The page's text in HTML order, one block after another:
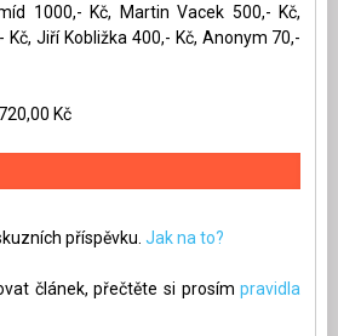
1000,- Kč, Martin Vacek 500,- Kč,
Kč, Jiří Kobližka 400,- Kč, Anonym 70,-
Kč
příspěvku. Jak na to?
článek, přečtěte si prosímpravidla